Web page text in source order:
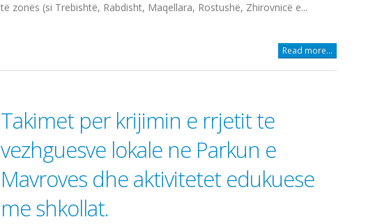
të zonës (si Trebishtë, Rabdisht, Maqellara, Rostushë, Zhirovnicë e...
Read more...
Takimet per krijimin e rrjetit te
vezhguesve lokale ne Parkun e
Mavroves dhe aktivitetet edukuese
me shkollat.